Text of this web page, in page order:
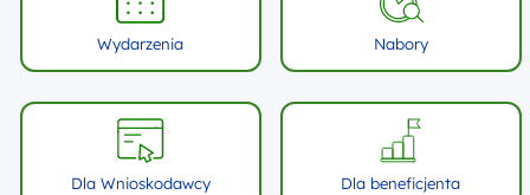
Wydarzenia Nabory
Dla Wnioskodawcy Dla beneficjenta